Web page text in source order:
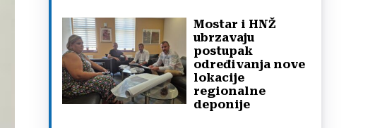
Mostar i HNŽ
ubrzavaju
postupak
određivanja nove
lokacije
regionalne
deponije